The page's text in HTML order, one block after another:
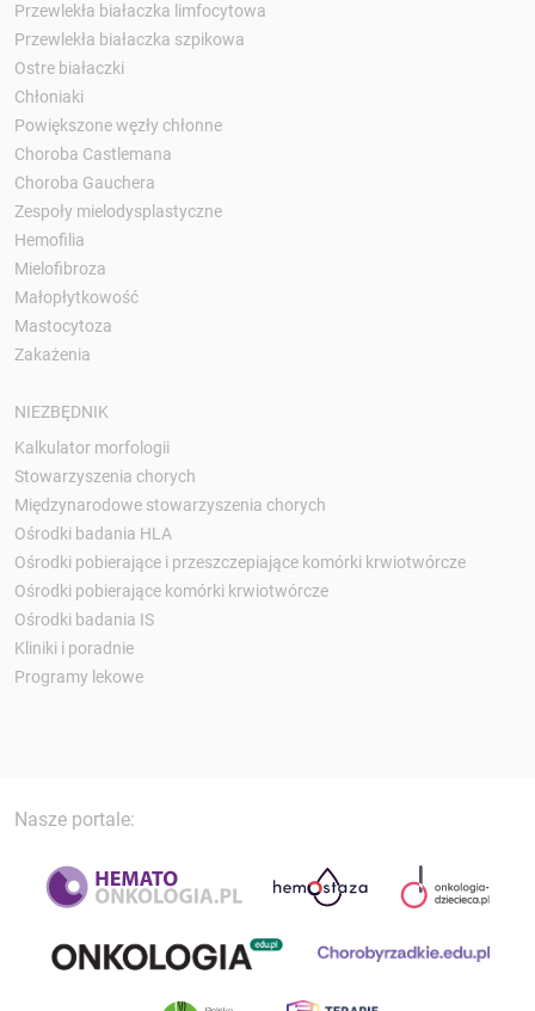
Przewlekła białaczka limfocytowa
Przewlekła białaczka szpikowa
Ostre białaczki
Chłoniaki
Powiększone węzły chłonne
Choroba Castlemana
Choroba Gauchera
Zespoły mielodysplastyczne
Hemofilia
Mielofibroza
Małopłytkowość
Mastocytoza
Zakażenia
NIEZBĘDNIK
Kalkulator morfologii
Stowarzyszenia chorych
Międzynarodowe stowarzyszenia chorych
Ośrodki badania HLA
Ośrodki pobierające i przeszczepiające komórki krwiotwórcze
Ośrodki pobierające komórki krwiotwórcze
Ośrodki badania IS
Kliniki i poradnie
Programy lekowe
Nasze portale: